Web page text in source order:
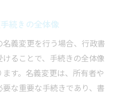
続きの全体像
義変更を行う場合、行政書
ることで、手続きの全体像
す。名義変更は、所有者や
な重要な手続きであり、書